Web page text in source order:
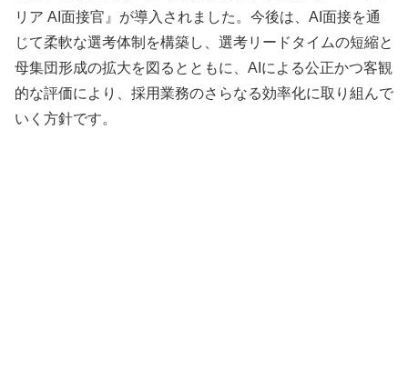
リア AI面接官』が導入されました。今後は、AI面接を通
じて柔軟な選考体制を構築し、選考リードタイムの短縮と
母集団形成の拡大を図るとともに、AIによる公正かつ客観
的な評価により、採用業務のさらなる効率化に取り組んで
いく方針です。